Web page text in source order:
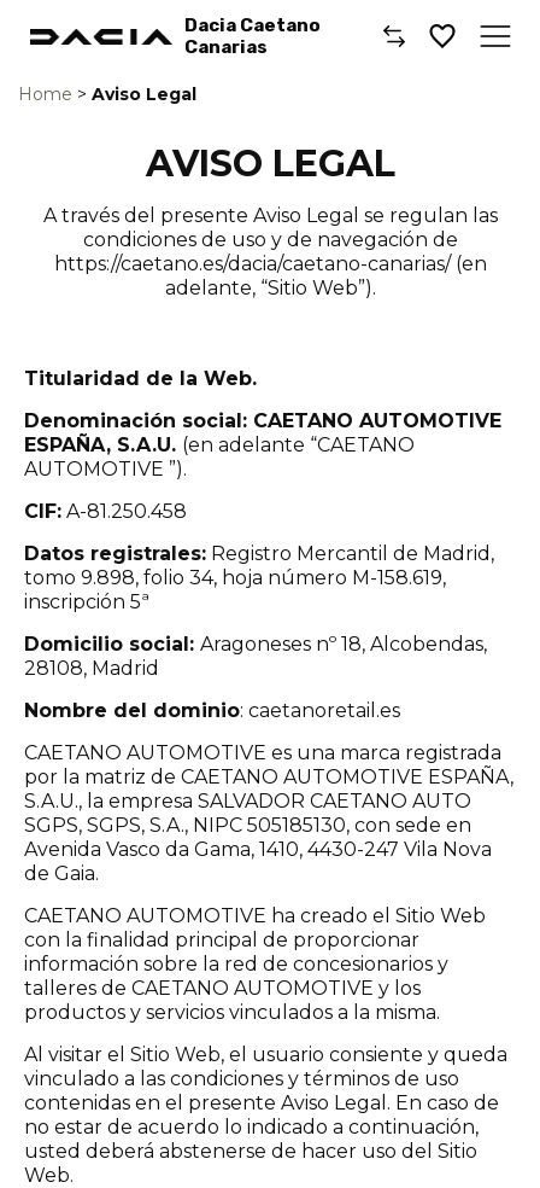
Dacia Caetano
Canarias
Comprar un coche
Gama de Modelos
Renault
Home > Aviso Legal
AVISO LEGAL
A través del presente Aviso Legal se regulan las
condiciones de uso y de navegación de
https://caetano.es/dacia/caetano-canarias/ (en
adelante, “Sitio Web”).
Titularidad de la Web.
Denominación social: CAETANO AUTOMOTIVE
ESPAÑA, S.A.U. (en adelante “CAETANO
AUTOMOTIVE ”).
CIF: A-81.250.458
Datos registrales: Registro Mercantil de Madrid,
tomo 9.898, folio 34, hoja número M-158.619,
inscripción 5ª
Domicilio social: Aragoneses nº 18, Alcobendas,
28108, Madrid
Nombre del dominio: caetanoretail.es
CAETANO AUTOMOTIVE es una marca registrada
por la matriz de CAETANO AUTOMOTIVE ESPAÑA,
S.A.U., la empresa SALVADOR CAETANO AUTO
SGPS, SGPS, S.A., NIPC 505185130, con sede en
Avenida Vasco da Gama, 1410, 4430-247 Vila Nova
de Gaia.
CAETANO AUTOMOTIVE ha creado el Sitio Web
con la finalidad principal de proporcionar
información sobre la red de concesionarios y
talleres de CAETANO AUTOMOTIVE y los
productos y servicios vinculados a la misma.
Al visitar el Sitio Web, el usuario consiente y queda
vinculado a las condiciones y términos de uso
contenidas en el presente Aviso Legal. En caso de
no estar de acuerdo lo indicado a continuación,
usted deberá abstenerse de hacer uso del Sitio
Web.